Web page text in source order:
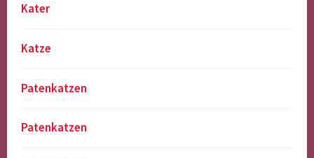
Kater
Katze
Patenkatzen
Patenkatzen